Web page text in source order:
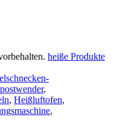
heiße Produkte
,
, Heißluftofen,
,